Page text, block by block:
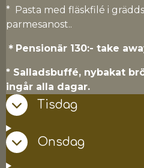
* Pasta med fläskfilé i
parmesanost..
＊Pensionär 130:- take
* Salladsbuffé, nybakat
ingår alla dagar.
Tisdag
Onsdag